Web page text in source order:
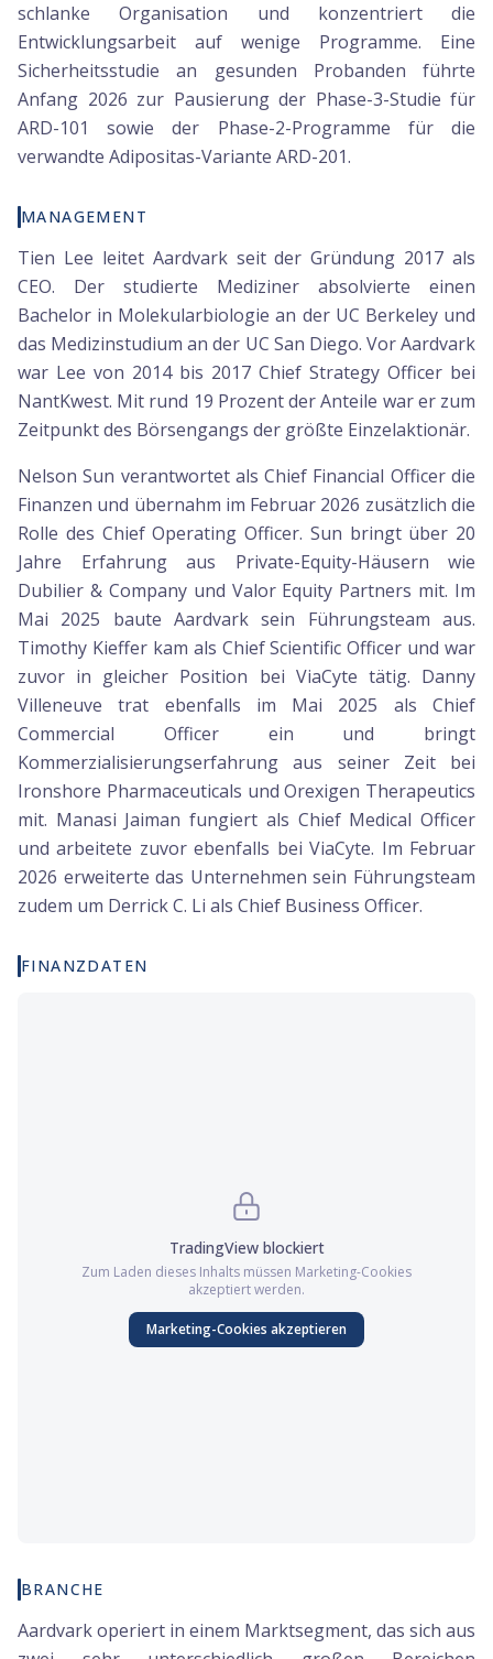
schlanke Organisation und konzentriert die
Entwicklungsarbeit auf wenige Programme. Eine
Sicherheitsstudie an gesunden Probanden führte
Anfang 2026 zur Pausierung der Phase-3-Studie für
ARD-101 sowie der Phase-2-Programme für die
verwandte Adipositas-Variante ARD-201.
MANAGEMENT
Tien Lee leitet Aardvark seit der Gründung 2017 als
CEO. Der studierte Mediziner absolvierte einen
Bachelor in Molekularbiologie an der UC Berkeley und
das Medizinstudium an der UC San Diego. Vor Aardvark
war Lee von 2014 bis 2017 Chief Strategy Officer bei
NantKwest. Mit rund 19 Prozent der Anteile war er zum
Zeitpunkt des Börsengangs der größte Einzelaktionär.
Nelson Sun verantwortet als Chief Financial Officer die
Finanzen und übernahm im Februar 2026 zusätzlich die
Rolle des Chief Operating Officer. Sun bringt über 20
Jahre Erfahrung aus Private-Equity-Häusern wie
Dubilier & Company und Valor Equity Partners mit. Im
Mai 2025 baute Aardvark sein Führungsteam aus.
Timothy Kieffer kam als Chief Scientific Officer und war
zuvor in gleicher Position bei ViaCyte tätig. Danny
Villeneuve trat ebenfalls im Mai 2025 als Chief
Commercial Officer ein und bringt
Kommerzialisierungserfahrung aus seiner Zeit bei
Ironshore Pharmaceuticals und Orexigen Therapeutics
mit. Manasi Jaiman fungiert als Chief Medical Officer
und arbeitete zuvor ebenfalls bei ViaCyte. Im Februar
2026 erweiterte das Unternehmen sein Führungsteam
zudem um Derrick C. Li als Chief Business Officer.
FINANZDATEN
TradingViewblockiert
Zum Laden dieses Inhalts müssen Marketing-Cookies
akzeptiert werden.
Marketing-Cookies akzeptieren
BRANCHE
Aardvark operiert in einem Marktsegment, das sich aus